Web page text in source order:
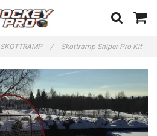
SKOTTRAMP / Skottramp Sniper Pro Kit